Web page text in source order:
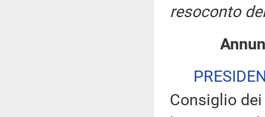
resoconto
Consiglio